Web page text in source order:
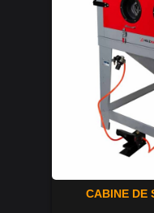
CABINE DE